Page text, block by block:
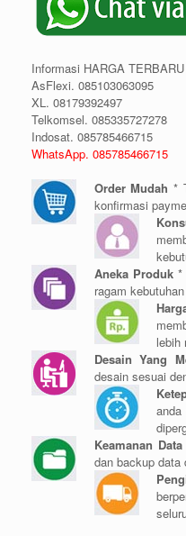
Informasi HARGA
AsFlexi. 085103063095
XL. 08179392497
Telkomsel. 085335727278
Indosat. 085785466715
WhatsApp. 085785466715
Order Mudah *
konfirmasi
Aneka Produk*
ragam
lebih
Desain Yang
desain sesuai
Keamanan Data
dan backup data